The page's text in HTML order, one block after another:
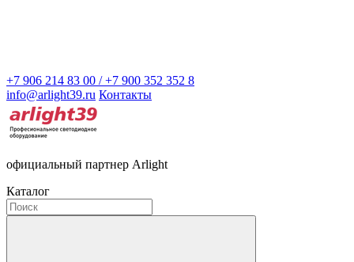
+7 906 214 83 00 / +7 900 352 352 8
info@arlight39.ru Контакты
официальный партнер Arlight
Каталог